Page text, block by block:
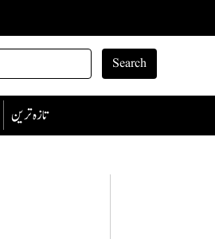
Search
تازہ ترین